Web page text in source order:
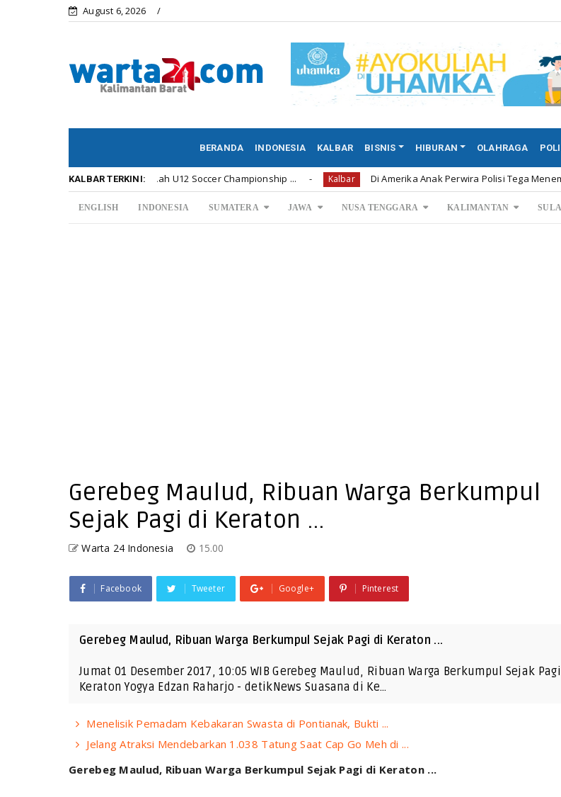
August 6, 2026
BERANDA INDONESIA KALBAR BISNIS HIBURAN OLAHRAGA
KALBAR TERKINI:
Penyerahan Hadiah U12 Soccer Championship ... Kalbar Di Amerika Anak Perwira Polisi Tega Menembak Mati
ENGLISH INDONESIA SUMATERA JAWA NUSA TENGGARA KALIMANTAN
Gerebeg Maulud, Ribuan Warga Berkumpul
Sejak Pagi di Keraton ...
Warta 24 Indonesia 15.00
Facebook Tweeter Google+ Pinterest
Gerebeg Maulud, Ribuan Warga Berkumpul Sejak Pagi di Keraton ...
Jumat 01 Desember 2017, 10:05 WIB Gerebeg Maulud, Ribuan Warga Berkumpul Sejak
Keraton Yogya Edzan Raharjo - detikNews Suasana di Ke…
Menelisik Pemadam Kebakaran Swasta di Pontianak, Bukti ...
Jelang Atraksi Mendebarkan 1.038 Tatung Saat Cap Go Meh di ...
Gerebeg Maulud, Ribuan Warga Berkumpul Sejak Pagi di Keraton ...